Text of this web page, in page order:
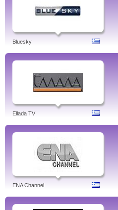
Bluesky
Ellada TV
ENA Channel